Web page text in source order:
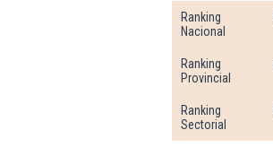
Ranking
Nacional
Ranking
Provincial
Ranking
Sectorial